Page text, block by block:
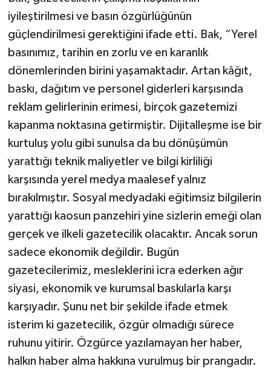
iyileştirilmesi ve basın özgürlüğünün
güçlendirilmesi gerektiğini ifade etti. Bak, “Yerel
basınımız, tarihin en zorlu ve en karanlık
dönemlerinden birini yaşamaktadır. Artan kâğıt,
baskı, dağıtım ve personel giderleri karşısında
reklam gelirlerinin erimesi, birçok gazetemizi
kapanma noktasına getirmiştir. Dijitalleşme ise bir
kurtuluş yolu gibi sunulsa da bu dönüşümün
yarattığı teknik maliyetler ve bilgi kirliliği
karşısında yerel medya maalesef yalnız
bırakılmıştır. Sosyal medyadaki eğitimsiz bilgilerin
yarattığı kaosun panzehiri yine sizlerin emeği olan
gerçek ve ilkeli gazetecilik olacaktır. Ancak sorun
sadece ekonomik değildir. Bugün
gazetecilerimiz, mesleklerini icra ederken ağır
siyasi, ekonomik ve kurumsal baskılarla karşı
karşıyadır. Şunu net bir şekilde ifade etmek
isterim ki gazetecilik, özgür olmadığı sürece
ruhunu yitirir. Özgürce yazılamayan her haber,
halkın haber alma hakkına vurulmuş bir prangadır.